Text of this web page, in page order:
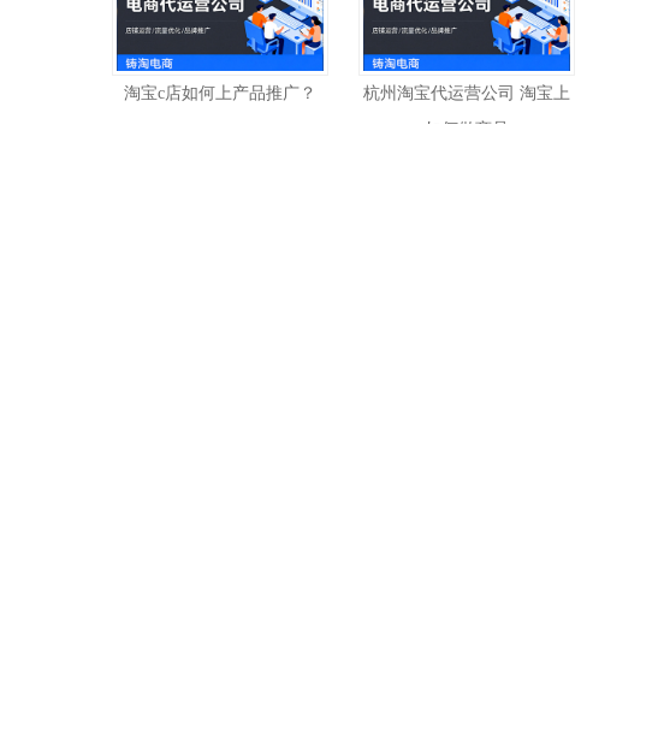
淘宝c店如何上产品推广？
杭州淘宝代运营公司 淘宝上
如何做商品